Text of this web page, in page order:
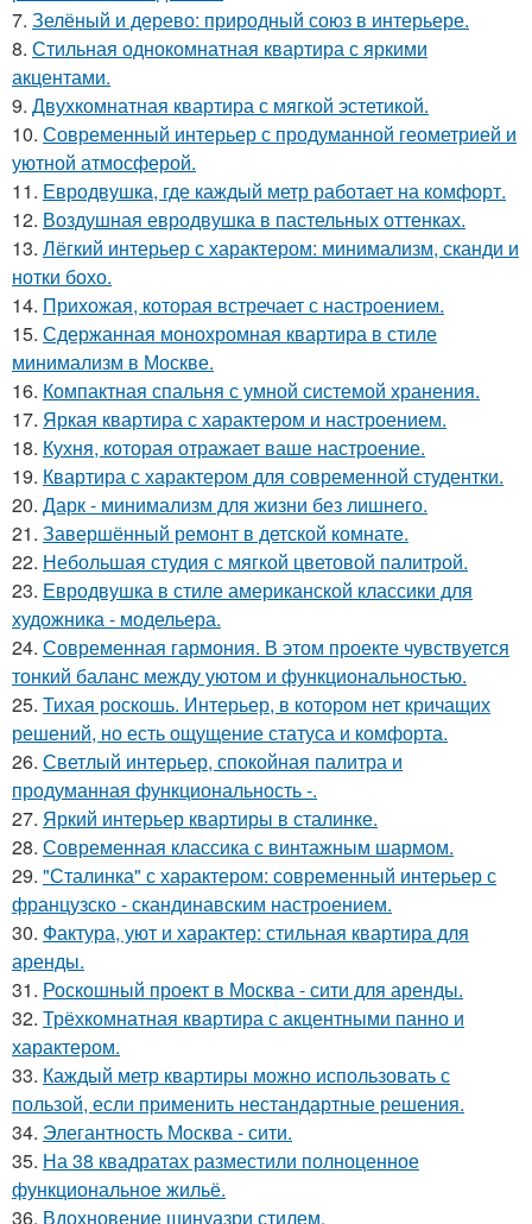
7. Зелёный и дерево: природный союз в интерьере.
8. Стильная однокомнатная квартира с яркими
акцентами.
9. Двухкомнатная квартира с мягкой эстетикой.
10. Современный интерьер с продуманной геометрией и
уютной атмосферой.
11. Евродвушка, где каждый метр работает на комфорт.
12. Воздушная евродвушка в пастельных оттенках.
13. Лёгкий интерьер с характером: минимализм, сканди и
нотки бохо.
14. Прихожая, которая встречает с настроением.
15. Сдержанная монохромная квартира в стиле
минимализм в Москве.
16. Компактная спальня с умной системой хранения.
17. Яркая квартира с характером и настроением.
18. Кухня, которая отражает ваше настроение.
19. Квартира с характером для современной студентки.
20. Дарк - минимализм для жизни без лишнего.
21. Завершённый ремонт в детской комнате.
22. Небольшая студия с мягкой цветовой палитрой.
23. Евродвушка в стиле американской классики для
художника - модельера.
24. Современная гармония. В этом проекте чувствуется
тонкий баланс между уютом и функциональностью.
25. Тихая роскошь. Интерьер, в котором нет кричащих
решений, но есть ощущение статуса и комфорта.
26. Светлый интерьер, спокойная палитра и
продуманная функциональность -.
27. Яркий интерьер квартиры в сталинке.
28. Современная классика с винтажным шармом.
29. "Сталинка" с характером: современный интерьер с
французско - скандинавским настроением.
30. Фактура, уют и характер: стильная квартира для
аренды.
31. Роскошный проект в Москва - сити для аренды.
32. Трёхкомнатная квартира с акцентными панно и
характером.
33. Каждый метр квартиры можно использовать с
пользой, если применить нестандартные решения.
34. Элегантность Москва - сити.
35. На 38 квадратах разместили полноценное
функциональное жильё.
36. Вдохновение шинуазри стилем.